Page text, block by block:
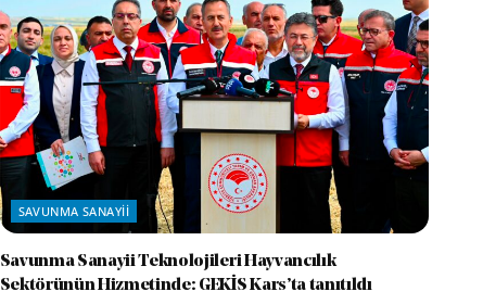
SAVUNMA SANAYII
Savunma Sanayii Teknolojileri Hayvancılık
Sektörünün Hizmetinde: GEKİS Kars’ta tanıtıldı